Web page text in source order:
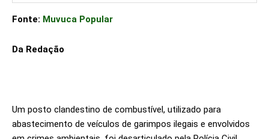
Fonte: Muvuca Popular
Da Redação
Um posto clandestino de combustível, utilizado para
abastecimento de veículos de garimpos ilegais e envolvidos